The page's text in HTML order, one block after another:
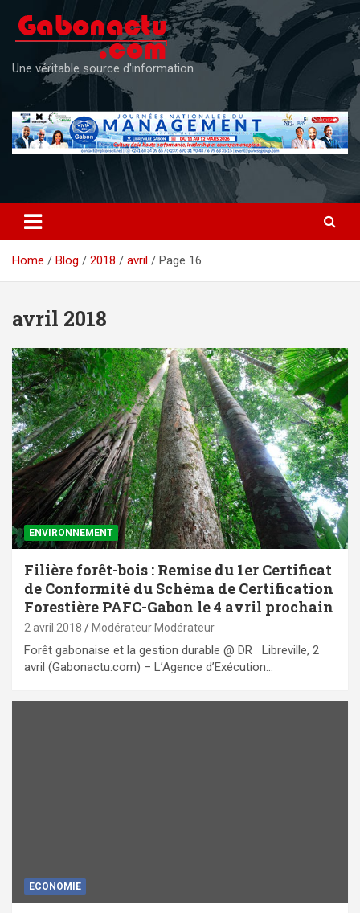
content
Une véritable source d'information
Home Blog 2018 avril Page 16
avril 2018
ENVIRONNEMENT
Filière forêt-bois : Remise du 1er Certificat
de Conformité du Schéma de Certification
Forestière PAFC-Gabon le 4 avril prochain
2 avril 2018 Modérateur Modérateur
Forêt gabonaise et la gestion durable @ DR Libreville, 2
avril (Gabonactu.com) – L’Agence d’Exécution…
ECONOMIE